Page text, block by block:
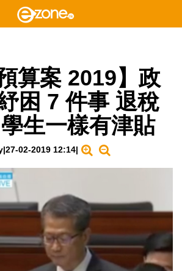
算案 2019】政
困 7 件事 退稅
生一樣有津貼
|27-02-2019 12:14|